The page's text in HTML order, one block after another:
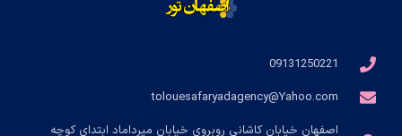
09131250221
tolouesafaryadagency@Yahoo.com
اصفهان خیابان کاشانی روبروی خیابان میرداماد ابتدای کوچه